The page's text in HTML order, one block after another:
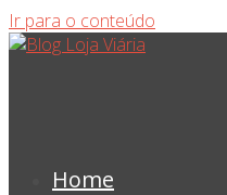
Ir para o conteúdo
Home